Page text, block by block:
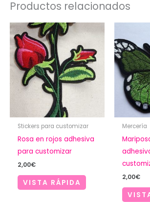
Productos relacionados
Stickers para customizar
Rosa en rojos adhesiva
para customizar
2,00€
VISTA RÁPIDA
Mercería
2,00€